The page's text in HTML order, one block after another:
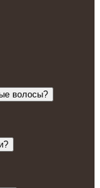
волосы?